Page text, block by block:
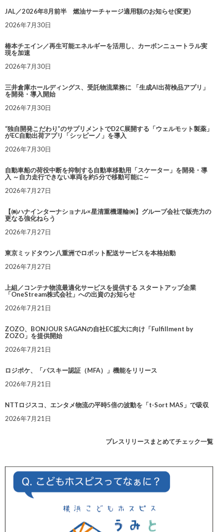
JAL／2026年8月前半 燃油サーチャージ適用額のお知らせ(変更)
2026年7月30日
椿本チエイン／再生可能エネルギーを活用し、カーボンニュートラル実
現を加速
2026年7月30日
三井倉庫ホールディングス、受託物流業務に 「生成AI出荷検品アプリ」
を開発・導入開始
2026年7月30日
“独自開発こだわり”のサプリメントでD2C展開する「ウェルモット製薬」
がEC自動出荷アプリ「シッピーノ」を導入
2026年7月30日
自動車船の荷役中断を抑制する自動車移動用「スケーター」を開発・導
入 ～自力走行できない車両を約5分で移動可能に～
2026年7月27日
【㈱ハナインターナショナル×星清重機運輸㈱】グループ会社で販売力の
更なる強化ねらう
2026年7月27日
東京ミッドタウン八重洲でロボット配送サービスを本格始動
2026年7月27日
上組／コンテナ物流最適化サービスを提供する スタートアップ企業
「OneStream株式会社」への出資のお知らせ
2026年7月21日
ZOZO、BONJOUR SAGANの自社EC拡大に向け「Fulfillment by
ZOZO」を提供開始
2026年7月21日
ロジポケ、「パスキー認証（MFA）」機能をリリース
2026年7月21日
NTTロジスコ、エンタメ物流の平時5倍の波動を「t-Sort MAS」で吸収
2026年7月21日
プレスリリースまとめてチェック一覧